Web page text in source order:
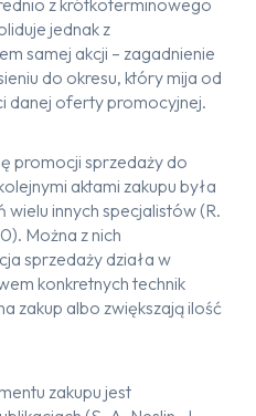
z krótkoterminowego
jednak z
samej akcji – zagadnienie
do okresu, który mija od
danej oferty promocyjnej.
promocji sprzedaży do
aktami zakupu była
innych specjalistów (R.
Można z nich
sprzedaży działa w
konkretnych technik
zakup albo zwiększają ilość
zakupu jest